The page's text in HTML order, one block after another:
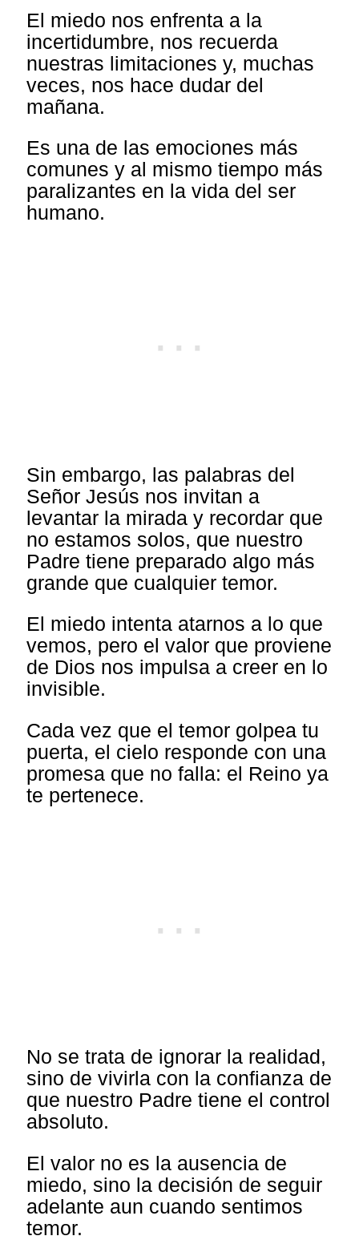
El miedo nos enfrenta a la
incertidumbre, nos recuerda
nuestras limitaciones y, muchas
veces, nos hace dudar del
mañana.
Es una de las emociones más
comunes y al mismo tiempo más
paralizantes en la vida del ser
humano.
Sin embargo, las palabras del
Señor Jesús nos invitan a
levantar la mirada y recordar que
no estamos solos, que nuestro
Padre tiene preparado algo más
grande que cualquier temor.
El miedo intenta atarnos a lo que
vemos, pero el valor que proviene
de Dios nos impulsa a creer en lo
invisible.
Cada vez que el temor golpea tu
puerta, el cielo responde con una
promesa que no falla: el Reino ya
te pertenece.
No se trata de ignorar la realidad,
sino de vivirla con la confianza de
que nuestro Padre tiene el control
absoluto.
El valor no es la ausencia de
miedo, sino la decisión de seguir
adelante aun cuando sentimos
temor.